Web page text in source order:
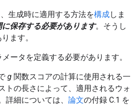
生成時に適用する方法を構成しま
保存する必要があります。そうし
ます。
ータを定義する必要があります。
g 関数スコアの計算に使用される一
トの長さによって、適用されるウォ
細については、 論文の付録 C.1 を